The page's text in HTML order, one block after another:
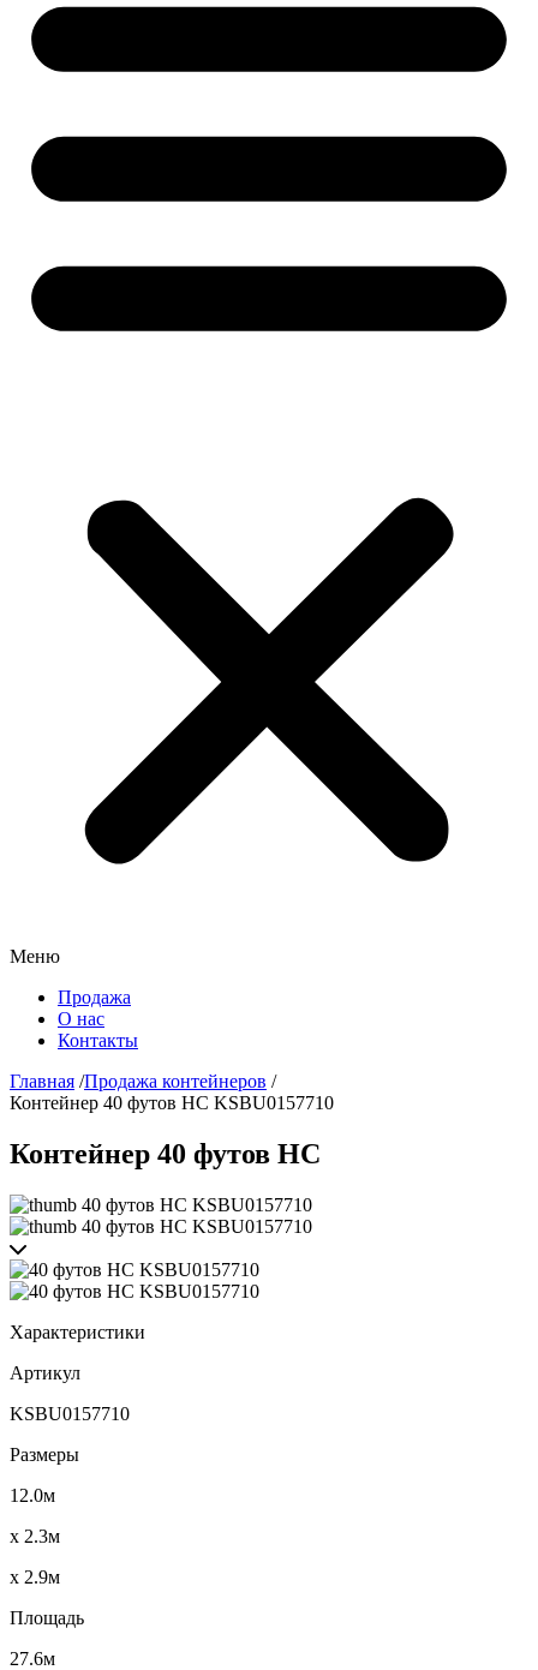
Меню
Продажа
О нас
Контакты
Главная /Продажа контейнеров /
Контейнер 40 футов HC KSBU0157710
Контейнер 40 футов HC
Характеристики
Артикул
KSBU0157710
Размеры
12.0м
x 2.3м
x 2.9м
Площадь
27.6м